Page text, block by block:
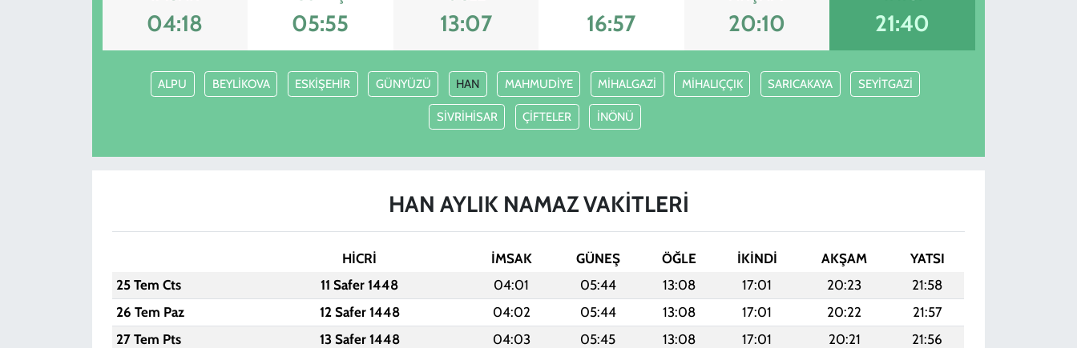
04:18 05:55 13:07 16:57 20:10 21:40
ALPU BEYLİKOVA ESKİŞEHİR GÜNYÜZÜ HAN MAHMUDİYE MİHALGAZİ MİHALIÇÇIK SARICAKAYA SEYİTGAZİ
SİVRİHİSAR ÇİFTELER İNÖNÜ
HAN AYLIK NAMAZ VAKITLERI
HİCRİ İMSAK GÜNEŞ ÖĞLE İKINDI AKŞAM
YATSI
25 Tem Cts
11 Safer 1448 04:01 05:44 13:08 17:01 20:23
21:58
26 Tem Paz
12 Safer 1448 04:02 05:44 13:08 17:01 20:22
21:57
27 Tem Pts
13 Safer 1448 04:03 05:45 13:08 17:01 20:21
21:56